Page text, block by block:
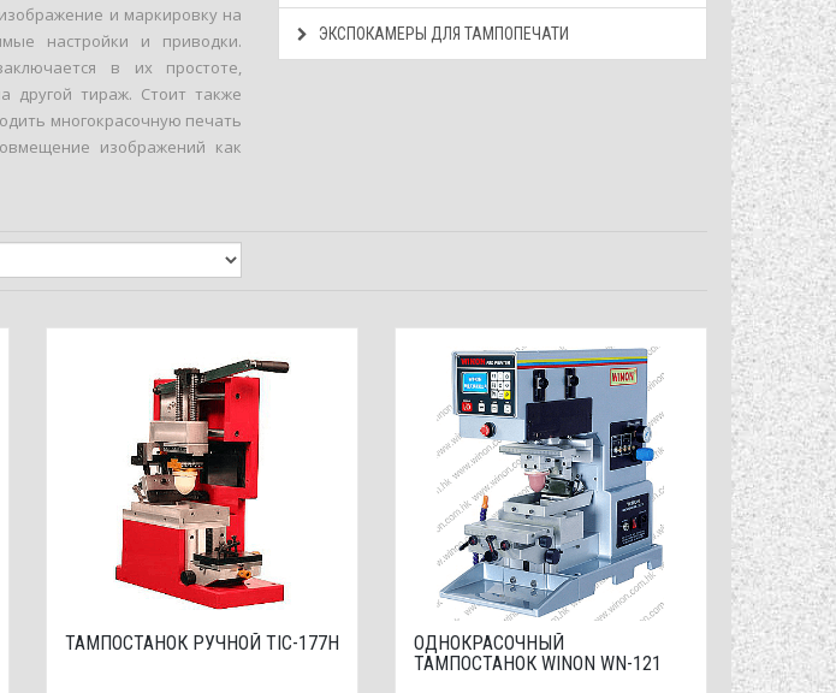
и маркировку на
настройки и приводки.
в их простоте,
другой тираж. Стоит также
многокрасочную печать
изображений как
ЭКСПОКАМЕРЫ ДЛЯ ТАМПОПЕЧАТИ
ТАМПОСТАНОК РУЧНОЙ TIC-177H
ОДНОКРАСОЧНЫЙ
ТАМПОСТАНОК WINON WN-121